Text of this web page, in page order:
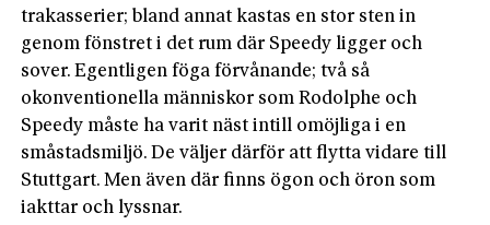
trakasserier; bland annat kastas en stor sten in
genom fönstret i det rum där Speedy ligger och
sover. Egentligen föga förvånande; två så
okonventionella människor som Rodolphe och
Speedy måste ha varit näst intill omöjliga i en
småstadsmiljö. De väljer därför att flytta vidare till
Stuttgart. Men även där finns ögon och öron som
iakttar och lyssnar.